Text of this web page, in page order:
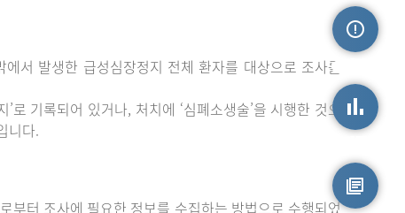
서 발생한 급성심장정지 전체 환자를 대상으로 조사를
로 기록되어 있거나, 처치에 ‘심폐소생술’을 시행한 것으
니다.
부터 조사에 필요한 정보를 수집하는 방법으로 수행되었
손상정보